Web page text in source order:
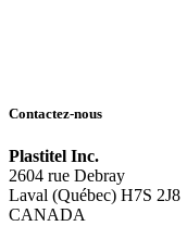
Contactez-nous
Plastitel Inc.
2604 rue Debray
Laval (Québec) H7S 2J8
CANADA